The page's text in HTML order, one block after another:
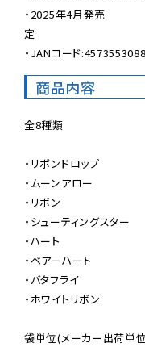
・2025年4月発売
定
・JANコード
商品内容
全8種類
・リボンドロップ
・ムーンアロー
・リボン
・シューティングスター
・ハート
・ベアーハート
・バタフライ
・ホワイトリボン
袋単位(メーカー出荷単